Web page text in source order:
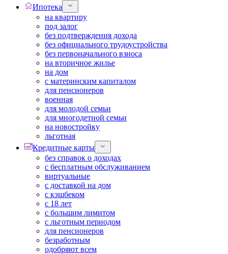
Ипотека
на квартиру
под залог
без подтверждения дохода
без официального трудоустройства
без первоначального взноса
на вторичное жилье
на дом
с материнским капиталом
для пенсионеров
военная
для молодой семьи
для многодетной семьи
на новостройку
льготная
Кредитные карты
без справок о доходах
с бесплатным обслуживанием
виртуальные
с доставкой на дом
с кэшбеком
с 18 лет
с большим лимитом
с льготным периодом
для пенсионеров
безработным
одобряют всем